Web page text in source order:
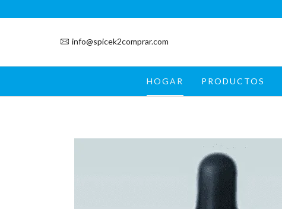
info@spicek2comprar.com
HOGAR PRODUCTOS